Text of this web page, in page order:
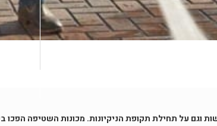
על תחילת תקופת הניקיונות. מכונות השטיפה הפכו